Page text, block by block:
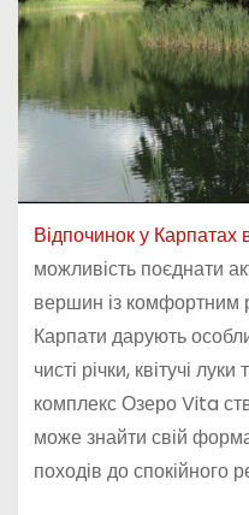
Відпочинок у Карпатах
можливість поєднати
вершин із комфортним
Карпати дарують
чисті річки, квітучі
комплекс Озеро Vita
може знайти свій
походів до спокійного